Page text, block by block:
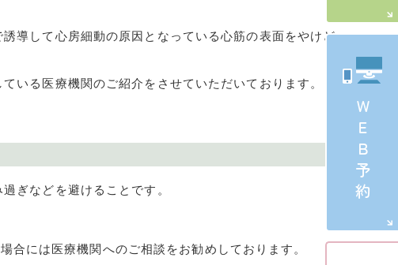
ＷＥＢ予約
導して心房細動の原因となっている心筋の表面をやけど
いる医療機関のご紹介をさせていただいております。
ぎなどを避けることです。
合には医療機関へのご相談をお勧めしております。